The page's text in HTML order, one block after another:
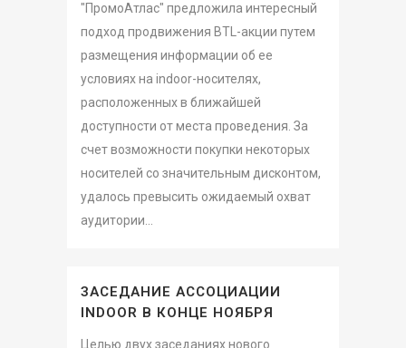
"ПромоАтлас" предложила интересный
подход продвижения BTL-акции путем
размещения информации об ее
условиях на indoor-носителях,
расположенных в ближайшей
доступности от места проведения. За
счет возможности покупки некоторых
носителей со значительным дисконтом,
удалось превысить ожидаемый охват
аудитории...
ЗАСЕДАНИЕ АССОЦИАЦИИ
INDOOR В КОНЦЕ НОЯБРЯ
Целью двух заседаниях нового